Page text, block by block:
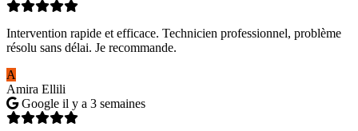
Intervention rapide et efficace. Technicien professionnel, problème
résolu sans délai. Je recommande.
A
Amira Ellili
Google il y a 3 semaines